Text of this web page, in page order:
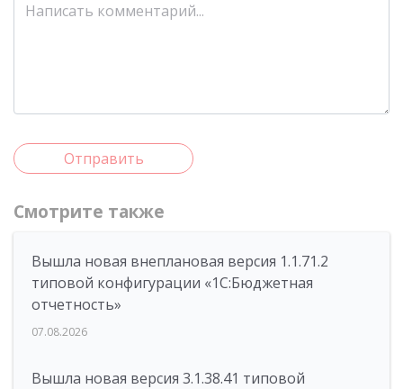
Отправить
Смотрите также
Вышла новая внеплановая версия 1.1.71.2
типовой конфигурации «1C:Бюджетная
отчетность»
07.08.2026
Вышла новая версия 3.1.38.41 типовой